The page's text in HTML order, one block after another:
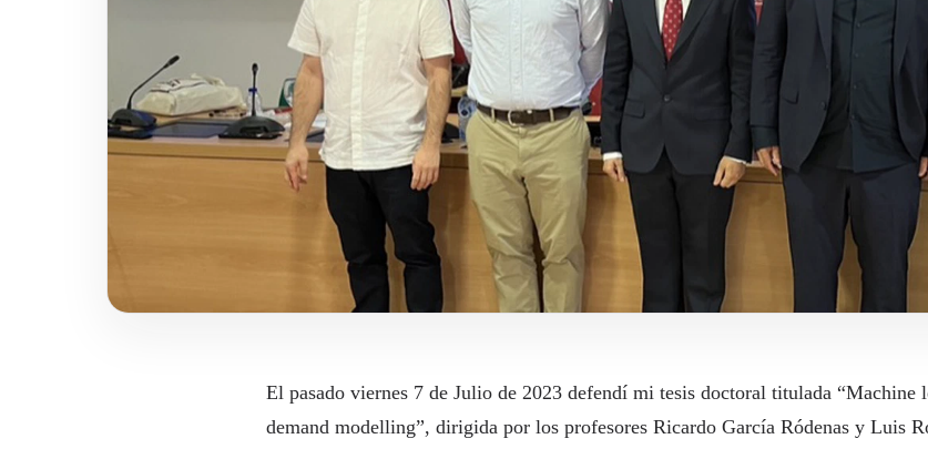
El pasado viernes 7 de Julio de 2023 defendí mi tesis doctoral titulada “Machine
demand modelling”, dirigida por los profesores Ricardo García Ródenas y Luis